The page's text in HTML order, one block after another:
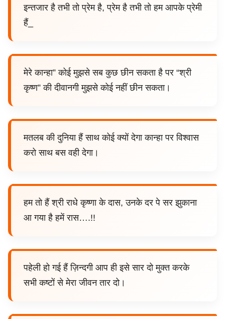
इन्तजार है तभी तो प्रेम है, प्रेम है तभी तो हम आपके प्रेमी
हैं_
मेरे कान्हा” कोई मुझसे सब कुछ छीन सकता है पर “श्री
कृष्ण” की दीवानगी मुझसे कोई नहीं छीन सकता।
मतलब की दुनिया हैं साथ कोई क्यों देगा कान्हा पर विश्वास
करो साथ बस वही देगा।
हम तो हैं श्री राधे कृष्णा के दास, उनके दर पे सर झुकाना
आ गया है हमें रास….!!
पहेली हो गई हैं ज़िन्दगी आप ही इसे सार दो मुक्त करके
सभी कष्टों से मेरा जीवन तार दो।